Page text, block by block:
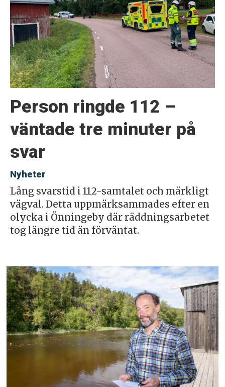
Person ringde 112 –
väntade tre minuter på
svar
Nyheter
Lång svarstid i 112-samtalet och märkligt
vägval. Detta uppmärksammades efter en
olycka i Önningeby där räddningsarbetet
tog längre tid än förväntat.